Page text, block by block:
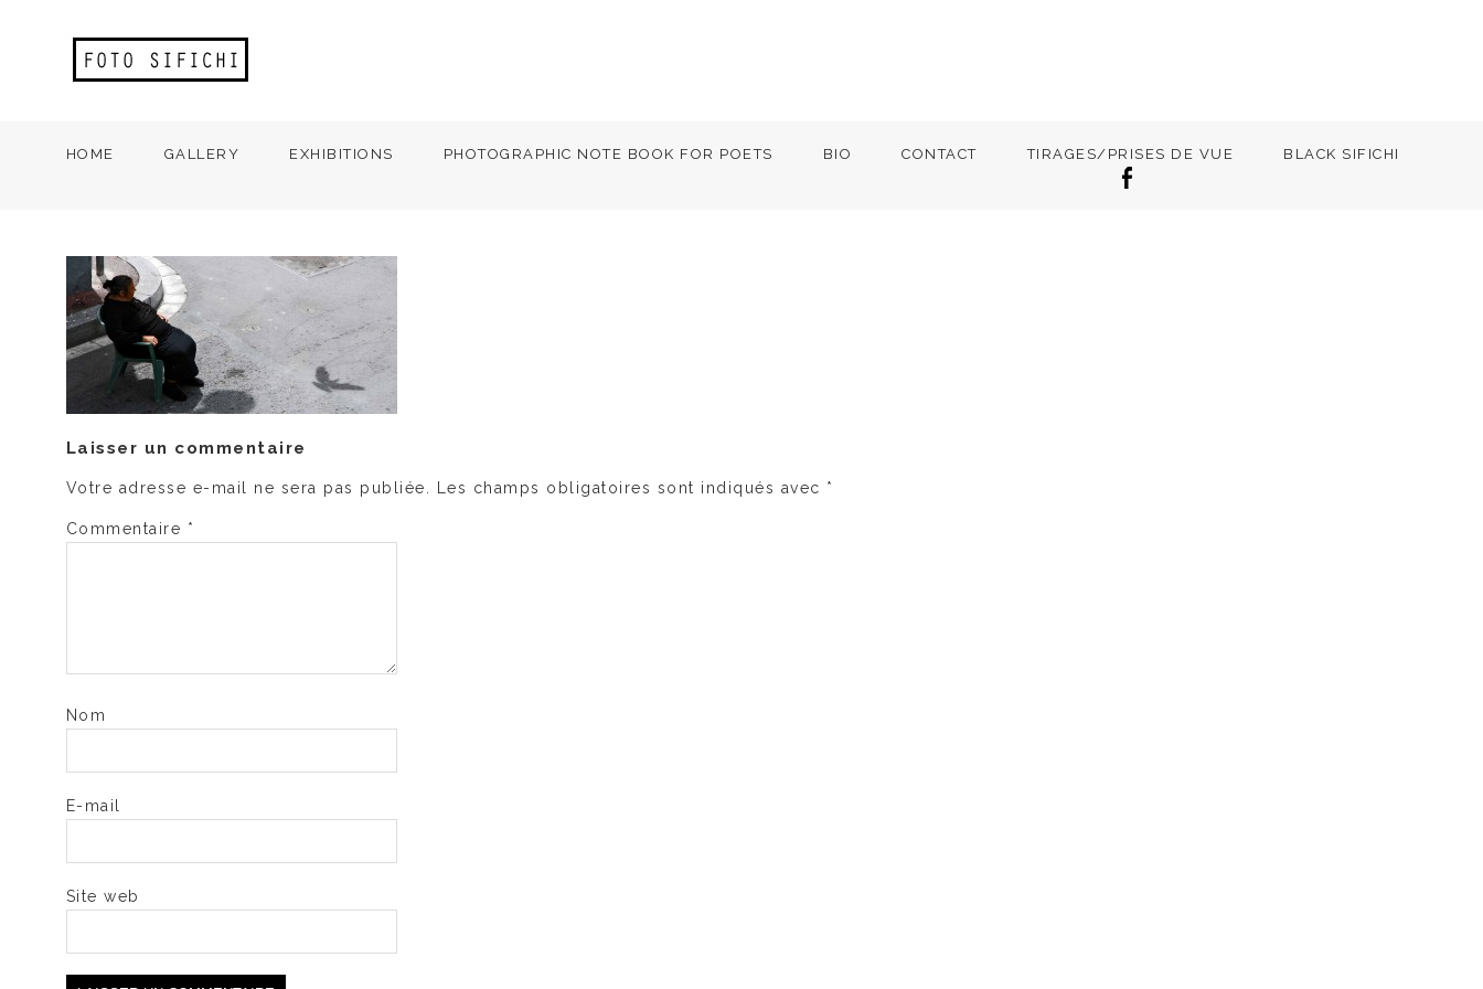
HOME GALLERY EXHIBITIONS PHOTOGRAPHIC NOTE BOOK FOR POETS BIO CONTACT TIRAGES/PRISES DE VUE BLACK SIFICHI
Laisser un commentaire
Votre adresse e-mail ne sera pas publiée. Les champs obligatoires sont indiqués avec *
Commentaire *
Nom
E-mail
Site web